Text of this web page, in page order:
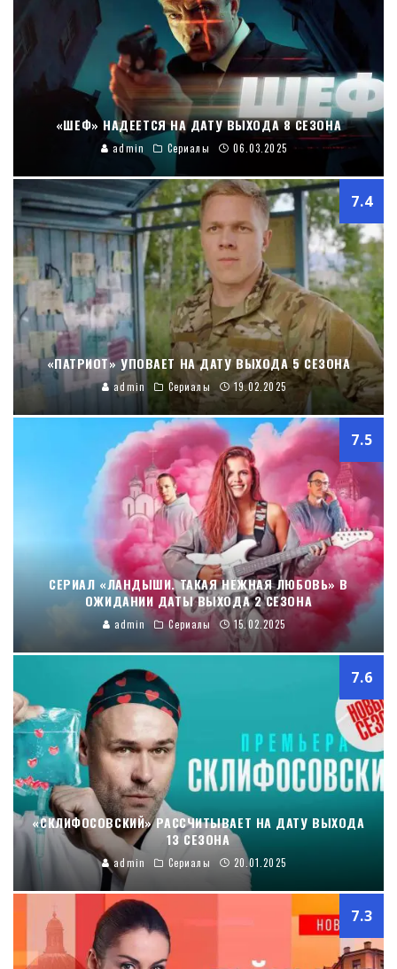
«ШЕФ» НАДЕЕТСЯ НА ДАТУ ВЫХОДА 8 СЕЗОНА
admin Сериалы 06.03.2025
7.4
«ПАТРИОТ» УПОВАЕТ НА ДАТУ ВЫХОДА 5 СЕЗОНА
admin Сериалы 19.02.2025
7.5
СЕРИАЛ «ЛАНДЫШИ. ТАКАЯ НЕЖНАЯ ЛЮБОВЬ» В
ОЖИДАНИИ ДАТЫ ВЫХОДА 2 СЕЗОНА
admin Сериалы 15.02.2025
7.6
«СКЛИФОСОВСКИЙ» РАССЧИТЫВАЕТ НА ДАТУ ВЫХОДА
13 СЕЗОНА
admin Сериалы 20.01.2025
7.3